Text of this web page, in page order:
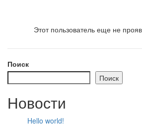
Этот пользователь еще не
Поиск
Поиск
Новости
Hello world!